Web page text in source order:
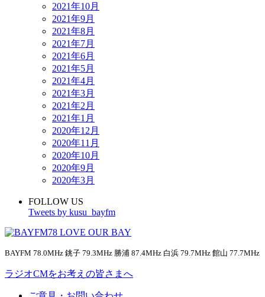
2021年10月
2021年9月
2021年8月
2021年7月
2021年6月
2021年5月
2021年4月
2021年3月
2021年2月
2021年1月
2020年12月
2020年11月
2020年10月
2020年9月
2020年3月
FOLLOW US
Tweets by kusu_bayfm
BAYFM 78.0MHz 銚子 79.3MHz 勝浦 87.4MHz 白浜 79.7MHz 館山 77.7MHz
ラジオCMをお考えの皆さまへ